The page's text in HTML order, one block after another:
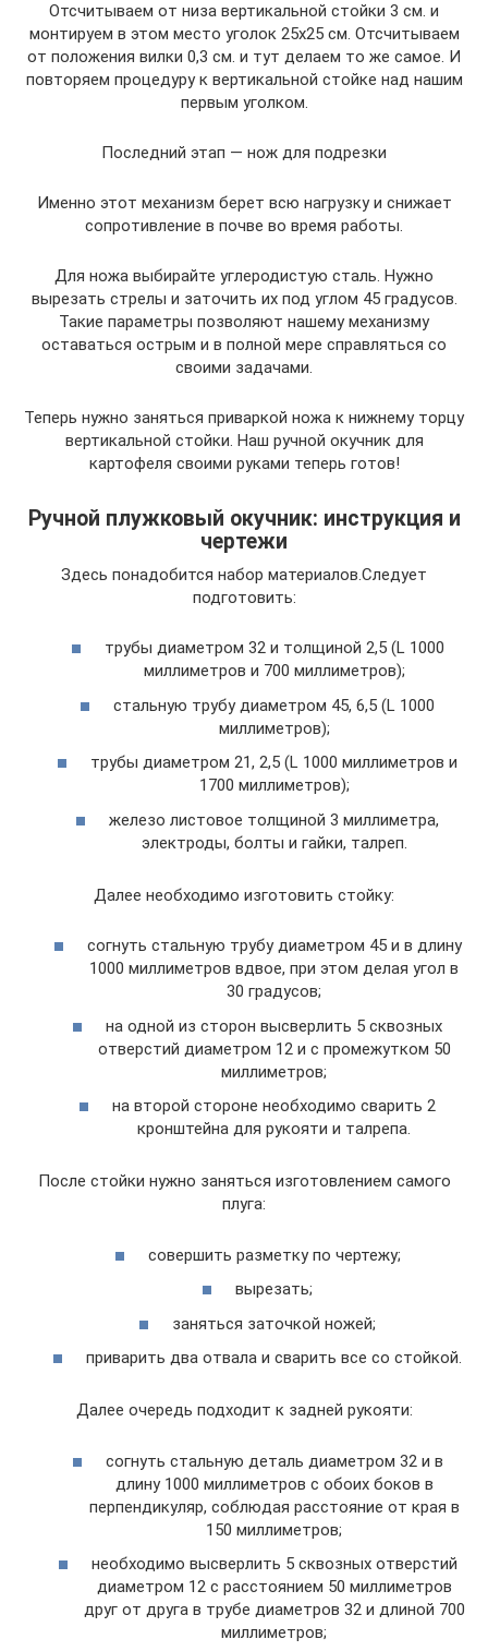
Отсчитываем от низа вертикальной стойки 3 см. и
монтируем в этом место уголок 25х25 см. Отсчитываем
от положения вилки 0,3 см. и тут делаем то же самое. И
повторяем процедуру к вертикальной стойке над нашим
первым уголком.
Последний этап — нож для подрезки
Именно этот механизм берет всю нагрузку и снижает
сопротивление в почве во время работы.
Для ножа выбирайте углеродистую сталь. Нужно
вырезать стрелы и заточить их под углом 45 градусов.
Такие параметры позволяют нашему механизму
оставаться острым и в полной мере справляться со
своими задачами.
Теперь нужно заняться приваркой ножа к нижнему торцу
вертикальной стойки. Наш ручной окучник для
картофеля своими руками теперь готов!
Ручной плужковый окучник: инструкция и
чертежи
Здесь понадобится набор материалов.Следует
подготовить:
трубы диаметром 32 и толщиной 2,5 (L 1000
миллиметров и 700 миллиметров);
стальную трубу диаметром 45, 6,5 (L 1000
миллиметров);
трубы диаметром 21, 2,5 (L 1000 миллиметров и
1700 миллиметров);
железо листовое толщиной 3 миллиметра,
электроды, болты и гайки, талреп.
Далее необходимо изготовить стойку:
согнуть стальную трубу диаметром 45 и в длину
1000 миллиметров вдвое, при этом делая угол в
30 градусов;
на одной из сторон высверлить 5 сквозных
отверстий диаметром 12 и с промежутком 50
миллиметров;
на второй стороне необходимо сварить 2
кронштейна для рукояти и талрепа.
После стойки нужно заняться изготовлением самого
плуга:
совершить разметку по чертежу;
вырезать;
заняться заточкой ножей;
приварить два отвала и сварить все со стойкой.
Далее очередь подходит к задней рукояти:
согнуть стальную деталь диаметром 32 и в
длину 1000 миллиметров с обоих боков в
перпендикуляр, соблюдая расстояние от края в
150 миллиметров;
необходимо высверлить 5 сквозных отверстий
диаметром 12 с расстоянием 50 миллиметров
друг от друга в трубе диаметров 32 и длиной 700
миллиметров;